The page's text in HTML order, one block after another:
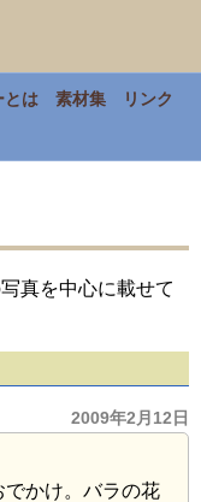
とは 素材集 リンク
真を中心に載せて
2009年2月12日
でかけ。バラの花